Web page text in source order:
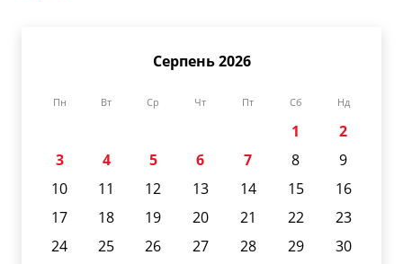
Серпень 2026
Пн Вт Ср Чт Пт Сб Нд
1
2
3
4 5 6 7 8
9
10
11 12 13 14 15
16
17
18 19 20 21 22
23
24
25 26 27 28 29
30